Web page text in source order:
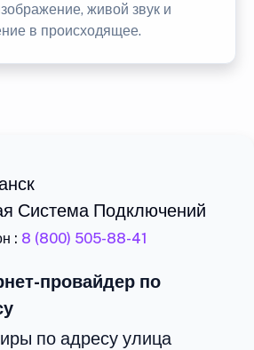
живой звук и
в происходящее.
Система Подключений
: 8 (800) 505-88-41
провайдер по
по адресу улица